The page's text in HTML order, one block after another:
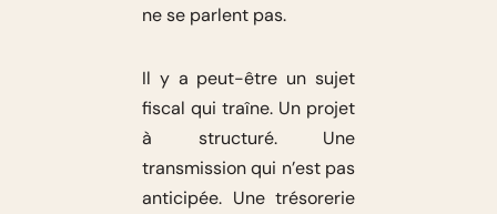
ne se parlent pas.
Il y a peut-être un sujet
fiscal qui traîne. Un projet
à structuré. Une
transmission qui n’est pas
anticipée. Une trésorerie